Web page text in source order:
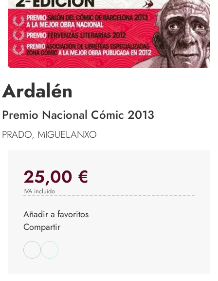
Ardalén
Premio Nacional Cómic 2013
PRADO, MIGUELANXO
25,00 €
IVA incluido
Añadir a favoritos
Compartir